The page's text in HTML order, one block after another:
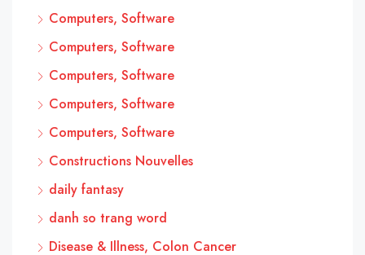
Computers, Software
Computers, Software
Computers, Software
Computers, Software
Computers, Software
Constructions Nouvelles
daily fantasy
danh so trang word
Disease & Illness, Colon Cancer